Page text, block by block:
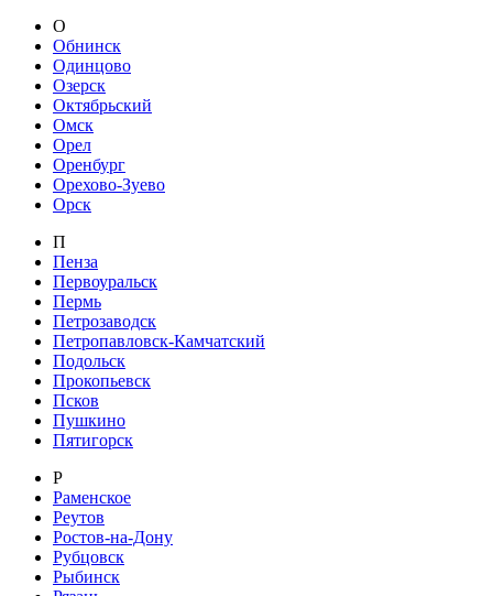
О
Обнинск
Одинцово
Озерск
Октябрьский
Омск
Орел
Оренбург
Орехово-Зуево
Орск
П
Пенза
Первоуральск
Пермь
Петрозаводск
Петропавловск-Камчатский
Подольск
Прокопьевск
Псков
Пушкино
Пятигорск
Р
Раменское
Реутов
Ростов-на-Дону
Рубцовск
Рыбинск